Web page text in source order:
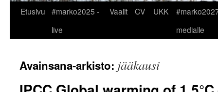
Siirry
Etusivu
#marko2025 -
live
Vaalit CV UKK
medialle
Avainsana-arkisto: jääkausi